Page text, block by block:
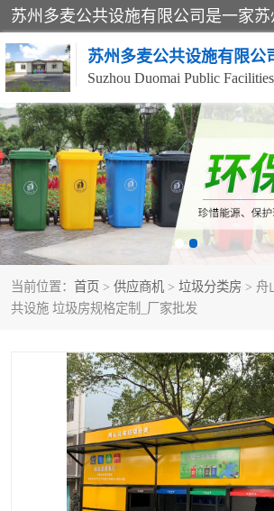
苏州多麦公共设施有限公
Suzhou Duomai Public
当前位置： 首页 > 供应商机 > 垃圾分类房 > 舟
共设施 垃圾房规格定制_厂家批发
办公室脚踩垃圾桶 保安岗
分类果皮箱 公园椅
垃圾分类房 塑料垃
防疫岗亭 吸烟岗